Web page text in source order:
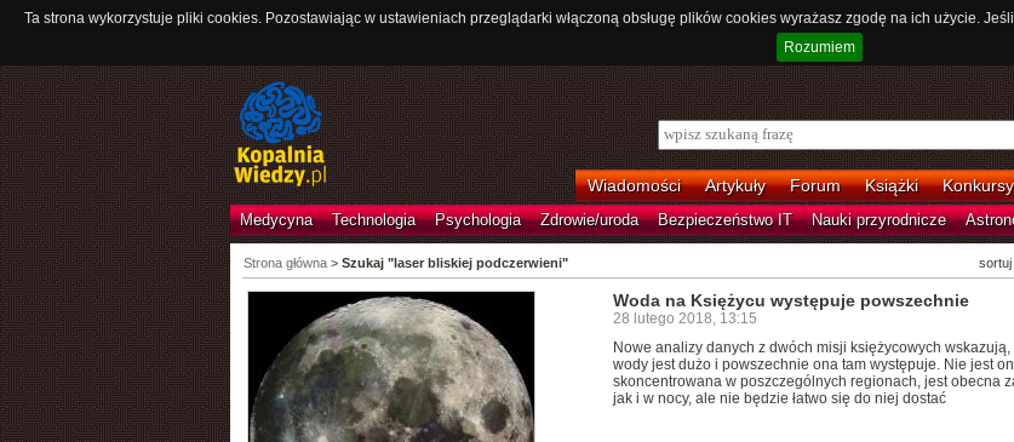
Ta strona wykorzystuje pliki cookies. Pozostawiając w ustawieniach przeglądarki włączoną obsługę plików cookies wyrażasz zgodę na ich użycie.
Rozumiem
Wiadomości Artykuły Forum Książki Konkursy
Medycyna Technologia Psychologia Zdrowie/uroda Bezpieczeństwo IT Nauki przyrodnicze
sortuj
Strona główna> Szukaj "laser bliskiej podczerwieni"
Woda na Księżycu występuje powszechnie
28 lutego 2018, 13:15
Nowe analizy danych z dwóch misji księżycowych wskazują,
wody jest dużo i powszechnie ona tam występuje. Nie jest
skoncentrowana w poszczególnych regionach, jest obecna
jak i w nocy, ale nie będzie łatwo się do niej dostać